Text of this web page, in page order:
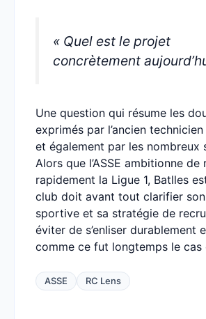
« Quel est le projet
concrètement
Une question qui résume les
exprimés par l’ancien
et également par les nombreux
Alors que l’ASSE ambitionne
rapidement la Ligue 1, Batlles
club doit avant tout clarifier
sportive et sa stratégie de
éviter de s’enliser durablement
comme ce fut longtemps le cas
ASSE RC Lens